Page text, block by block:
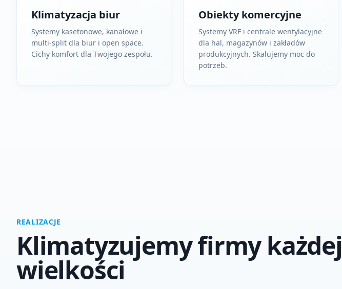
Klimatyzacja biur
Systemy kasetonowe, kanałowe i
multi-split dla biur i open space.
Cichy komfort dla Twojego zespołu.
Obiekty komercyjne
Systemy VRF i centrale wentylacyjne
dla hal, magazynów i zakładów
produkcyjnych. Skalujemy moc do
potrzeb.
REALIZACJE
Klimatyzujemy firmy każdej
wielkości